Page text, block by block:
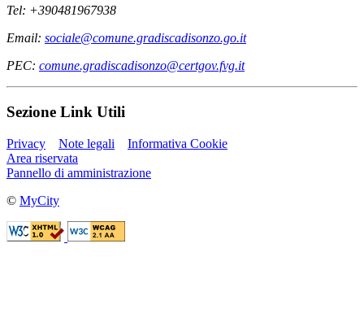
Tel: +390481967938
Email: sociale@comune.gradiscadisonzo.go.it
PEC: comune.gradiscadisonzo@certgov.fvg.it
Sezione Link Utili
Privacy Note legali
Informativa Cookie
Area riservata
Pannello di amministrazione
© MyCity